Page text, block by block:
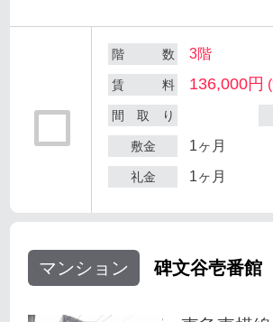
階 数 3階
賃 料 136,000円
間 取 り
敷金 1ヶ月
礼金 1ヶ月
マンション 碑文谷壱番館